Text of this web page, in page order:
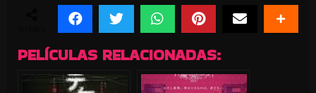
PELÍCULAS RELACIONADAS: